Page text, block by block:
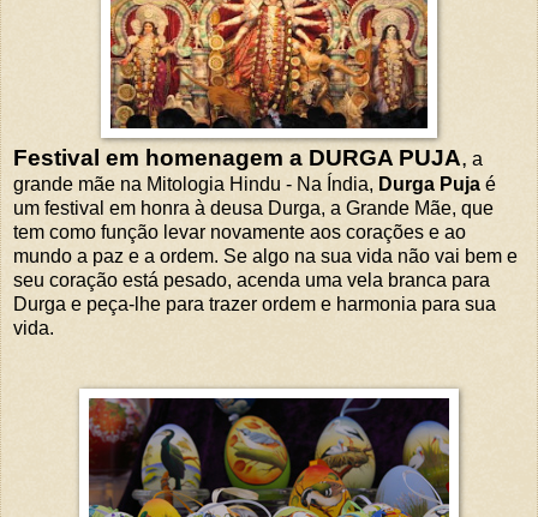
Festival em homenagem a DURGA PUJA, a
grande mãe na Mitologia Hindu - Na Índia, Durga Puja é
um festival em honra à deusa Durga, a Grande Mãe, que
tem como função levar novamente aos corações e ao
mundo a paz e a ordem. Se algo na sua vida não vai bem e
seu coração está pesado, acenda uma vela branca para
Durga e peça-lhe para trazer ordem e harmonia para sua
vida.